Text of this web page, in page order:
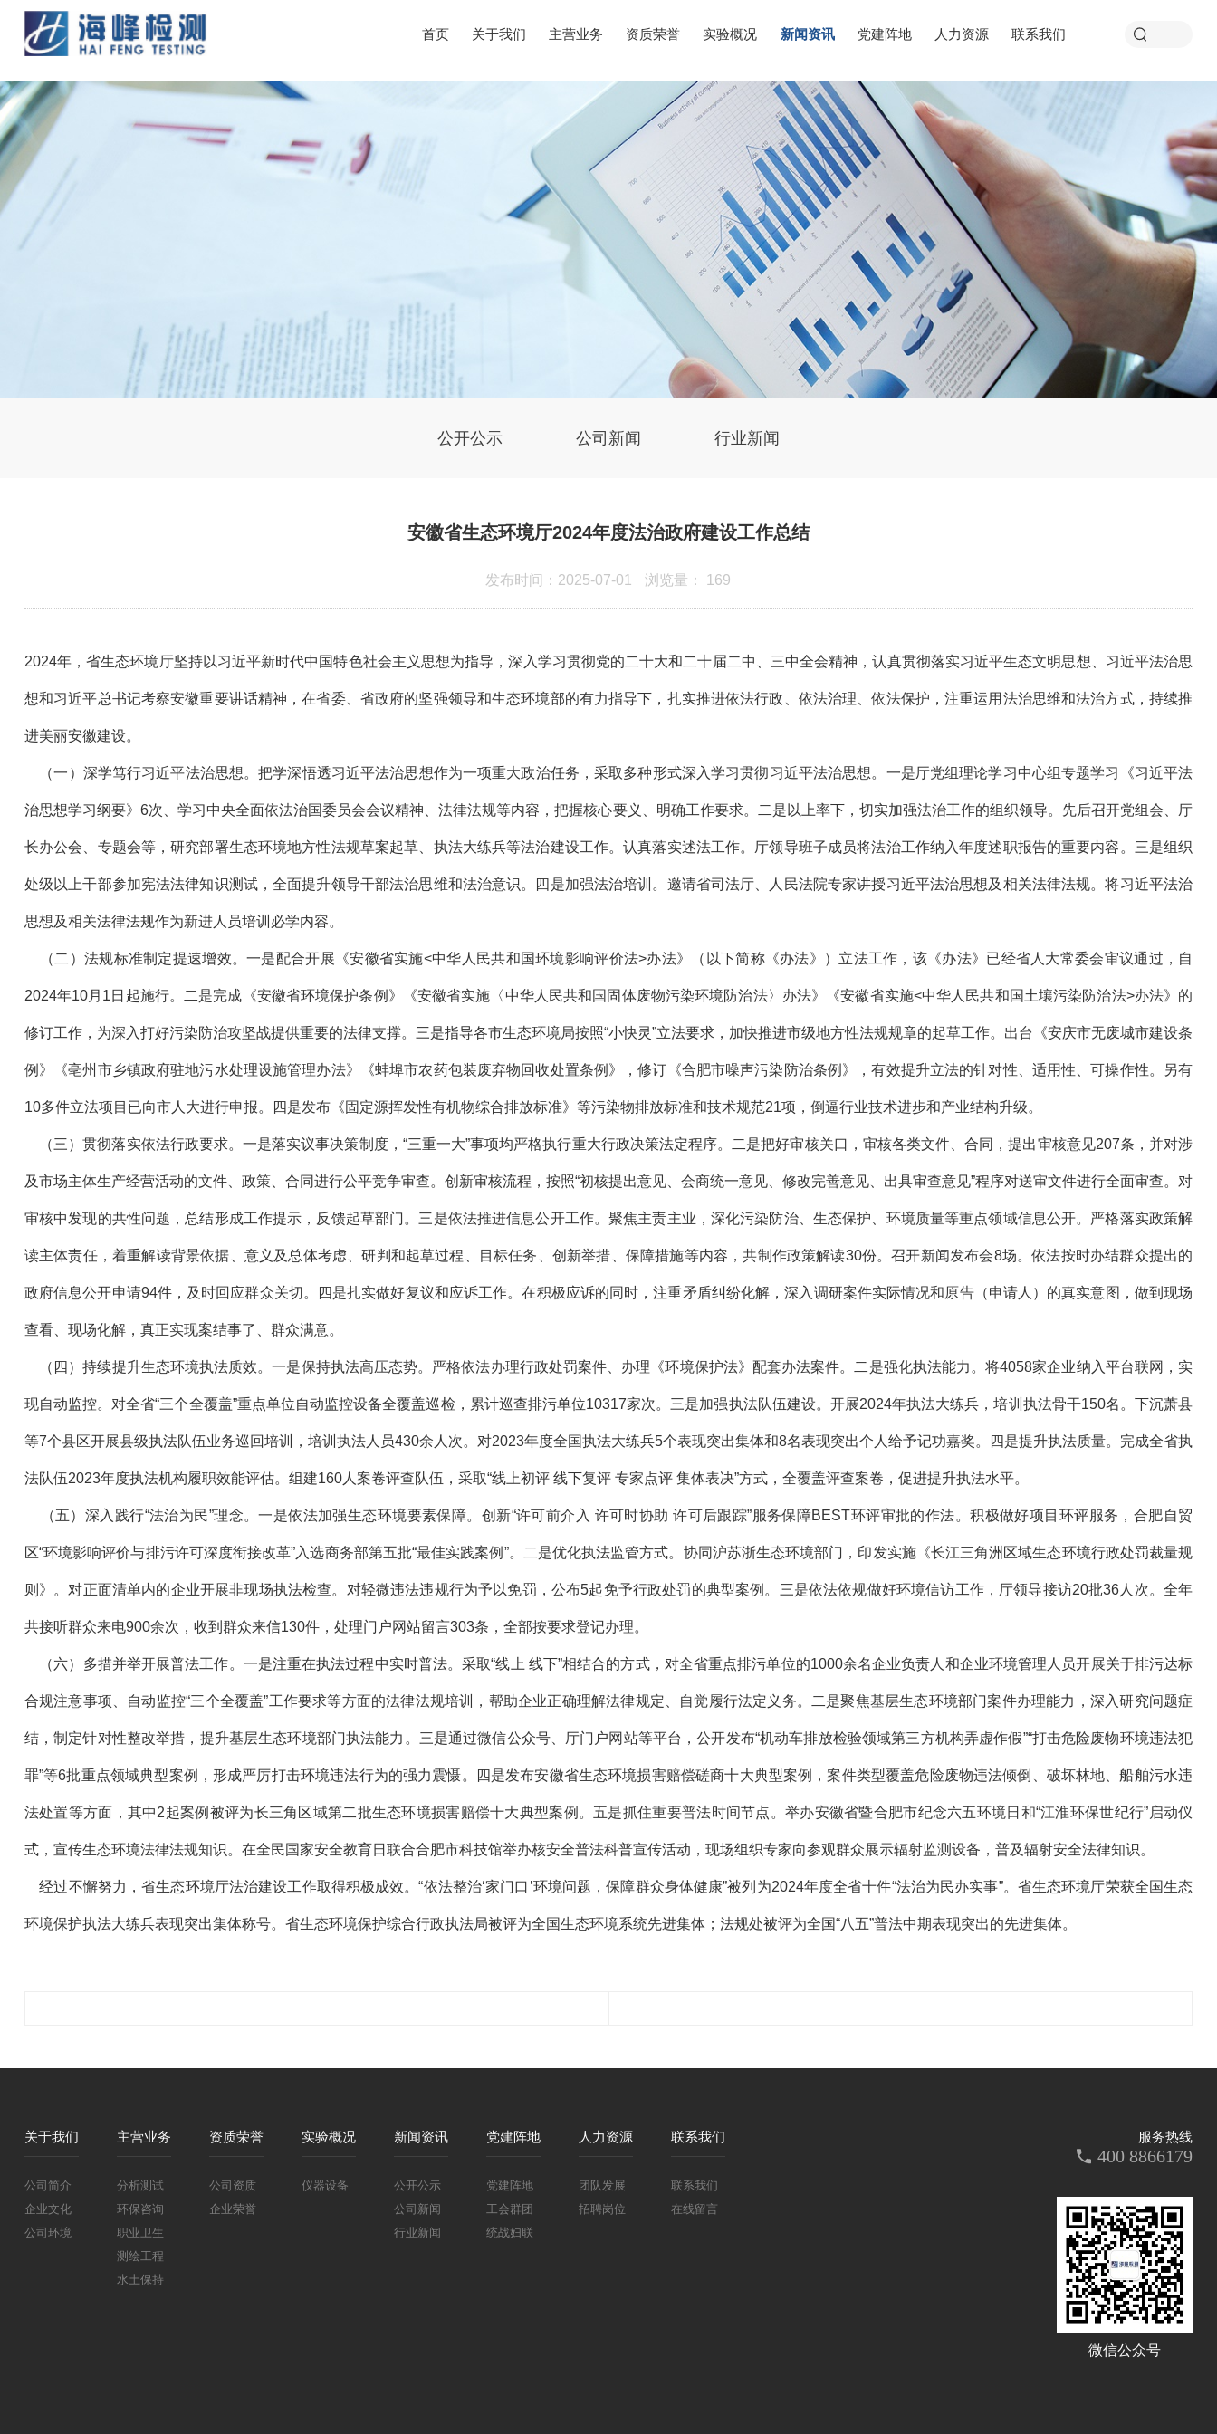
首页 关于我们 主营业务 资质荣誉 实验概况 新闻资讯 党建阵地 人力资源 联系我们
公开公示 公司新闻 行业新闻
安徽省生态环境厅2024年度法治政府建设工作总结
发布时间：2025-07-01 浏览量： 169
2024年，省生态环境厅坚持以习近平新时代中国特色社会主义思想为指导，深入学习贯彻党的二十大和二十届二中、三中全会精神，认真贯彻落实习近平生态文明思想、习近平法治思
想和习近平总书记考察安徽重要讲话精神，在省委、省政府的坚强领导和生态环境部的有力指导下，扎实推进依法行政、依法治理、依法保护，注重运用法治思维和法治方式，持续推
进美丽安徽建设。
（一）深学笃行习近平法治思想。把学深悟透习近平法治思想作为一项重大政治任务，采取多种形式深入学习贯彻习近平法治思想。一是厅党组理论学习中心组专题学习《习近平法
治思想学习纲要》6次、学习中央全面依法治国委员会会议精神、法律法规等内容，把握核心要义、明确工作要求。二是以上率下，切实加强法治工作的组织领导。先后召开党组会、厅
长办公会、专题会等，研究部署生态环境地方性法规草案起草、执法大练兵等法治建设工作。认真落实述法工作。厅领导班子成员将法治工作纳入年度述职报告的重要内容。三是组织
处级以上干部参加宪法法律知识测试，全面提升领导干部法治思维和法治意识。四是加强法治培训。邀请省司法厅、人民法院专家讲授习近平法治思想及相关法律法规。将习近平法治
思想及相关法律法规作为新进人员培训必学内容。
（二）法规标准制定提速增效。一是配合开展《安徽省实施<中华人民共和国环境影响评价法>办法》（以下简称《办法》）立法工作，该《办法》已经省人大常委会审议通过，自
2024年10月1日起施行。二是完成《安徽省环境保护条例》《安徽省实施〈中华人民共和国固体废物污染环境防治法〉办法》《安徽省实施<中华人民共和国土壤污染防治法>办法》的
修订工作，为深入打好污染防治攻坚战提供重要的法律支撑。三是指导各市生态环境局按照“小快灵”立法要求，加快推进市级地方性法规规章的起草工作。出台《安庆市无废城市建设条
例》《亳州市乡镇政府驻地污水处理设施管理办法》《蚌埠市农药包装废弃物回收处置条例》，修订《合肥市噪声污染防治条例》，有效提升立法的针对性、适用性、可操作性。另有
10多件立法项目已向市人大进行申报。四是发布《固定源挥发性有机物综合排放标准》等污染物排放标准和技术规范21项，倒逼行业技术进步和产业结构升级。
（三）贯彻落实依法行政要求。一是落实议事决策制度，“三重一大”事项均严格执行重大行政决策法定程序。二是把好审核关口，审核各类文件、合同，提出审核意见207条，并对涉
及市场主体生产经营活动的文件、政策、合同进行公平竞争审查。创新审核流程，按照“初核提出意见、会商统一意见、修改完善意见、出具审查意见”程序对送审文件进行全面审查。对
审核中发现的共性问题，总结形成工作提示，反馈起草部门。三是依法推进信息公开工作。聚焦主责主业，深化污染防治、生态保护、环境质量等重点领域信息公开。严格落实政策解
读主体责任，着重解读背景依据、意义及总体考虑、研判和起草过程、目标任务、创新举措、保障措施等内容，共制作政策解读30份。召开新闻发布会8场。依法按时办结群众提出的
政府信息公开申请94件，及时回应群众关切。四是扎实做好复议和应诉工作。在积极应诉的同时，注重矛盾纠纷化解，深入调研案件实际情况和原告（申请人）的真实意图，做到现场
查看、现场化解，真正实现案结事了、群众满意。
（四）持续提升生态环境执法质效。一是保持执法高压态势。严格依法办理行政处罚案件、办理《环境保护法》配套办法案件。二是强化执法能力。将4058家企业纳入平台联网，实
现自动监控。对全省“三个全覆盖”重点单位自动监控设备全覆盖巡检，累计巡查排污单位10317家次。三是加强执法队伍建设。开展2024年执法大练兵，培训执法骨干150名。下沉萧县
等7个县区开展县级执法队伍业务巡回培训，培训执法人员430余人次。对2023年度全国执法大练兵5个表现突出集体和8名表现突出个人给予记功嘉奖。四是提升执法质量。完成全省执
法队伍2023年度执法机构履职效能评估。组建160人案卷评查队伍，采取“线上初评 线下复评 专家点评 集体表决”方式，全覆盖评查案卷，促进提升执法水平。
（五）深入践行“法治为民”理念。一是依法加强生态环境要素保障。创新“许可前介入 许可时协助 许可后跟踪”服务保障BEST环评审批的作法。积极做好项目环评服务，合肥自贸
区“环境影响评价与排污许可深度衔接改革”入选商务部第五批“最佳实践案例”。二是优化执法监管方式。协同沪苏浙生态环境部门，印发实施《长江三角洲区域生态环境行政处罚裁量规
则》。对正面清单内的企业开展非现场执法检查。对轻微违法违规行为予以免罚，公布5起免予行政处罚的典型案例。三是依法依规做好环境信访工作，厅领导接访20批36人次。全年
共接听群众来电900余次，收到群众来信130件，处理门户网站留言303条，全部按要求登记办理。
（六）多措并举开展普法工作。一是注重在执法过程中实时普法。采取“线上 线下”相结合的方式，对全省重点排污单位的1000余名企业负责人和企业环境管理人员开展关于排污达标
合规注意事项、自动监控“三个全覆盖”工作要求等方面的法律法规培训，帮助企业正确理解法律规定、自觉履行法定义务。二是聚焦基层生态环境部门案件办理能力，深入研究问题症
结，制定针对性整改举措，提升基层生态环境部门执法能力。三是通过微信公众号、厅门户网站等平台，公开发布“机动车排放检验领域第三方机构弄虚作假”“打击危险废物环境违法犯
罪”等6批重点领域典型案例，形成严厉打击环境违法行为的强力震慑。四是发布安徽省生态环境损害赔偿磋商十大典型案例，案件类型覆盖危险废物违法倾倒、破坏林地、船舶污水违
法处置等方面，其中2起案例被评为长三角区域第二批生态环境损害赔偿十大典型案例。五是抓住重要普法时间节点。举办安徽省暨合肥市纪念六五环境日和“江淮环保世纪行”启动仪
式，宣传生态环境法律法规知识。在全民国家安全教育日联合合肥市科技馆举办核安全普法科普宣传活动，现场组织专家向参观群众展示辐射监测设备，普及辐射安全法律知识。
经过不懈努力，省生态环境厅法治建设工作取得积极成效。“依法整治‘家门口’环境问题，保障群众身体健康”被列为2024年度全省十件“法治为民办实事”。省生态环境厅荣获全国生态
环境保护执法大练兵表现突出集体称号。省生态环境保护综合行政执法局被评为全国生态环境系统先进集体；法规处被评为全国“八五”普法中期表现突出的先进集体。
关于我们
公司简介
企业文化
公司环境
主营业务
分析测试
环保咨询
职业卫生
测绘工程
水土保持
资质荣誉
公司资质
企业荣誉
实验概况
仪器设备
新闻资讯
公开公示
公司新闻
行业新闻
党建阵地
党建阵地
工会群团
统战妇联
人力资源
团队发展
招聘岗位
联系我们
联系我们
在线留言
服务热线
400 8866179
微信公众号